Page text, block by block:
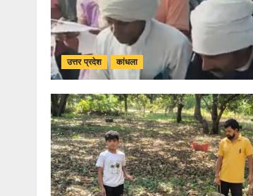
उत्तर प्रदेश कांधला